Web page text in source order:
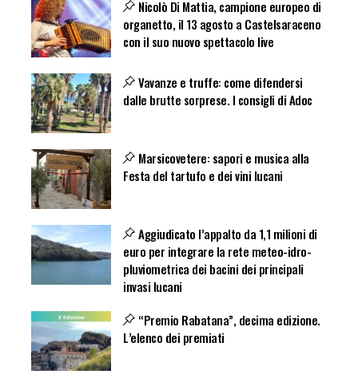
Nicolò Di Mattia, campione europeo di
organetto, il 13 agosto a Castelsaraceno
con il suo nuovo spettacolo live
Vavanze e truffe: come difendersi
dalle brutte sorprese. I consigli di Adoc
Marsicovetere: sapori e musica alla
Festa del tartufo e dei vini lucani
Aggiudicato l’appalto da 1,1 milioni di
euro per integrare la rete meteo-idro-
pluviometrica dei bacini dei principali
invasi lucani
“Premio Rabatana”, decima edizione.
L’elenco dei premiati